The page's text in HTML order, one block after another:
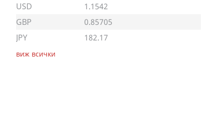
USD
1.1542
GBP
0.85705
JPY
182.17
виж всички